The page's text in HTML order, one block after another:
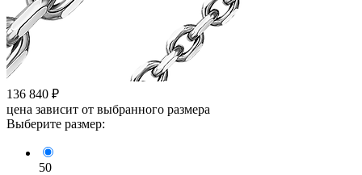
136 840 ₽
цена зависит от выбранного размера
Выберите размер:
50